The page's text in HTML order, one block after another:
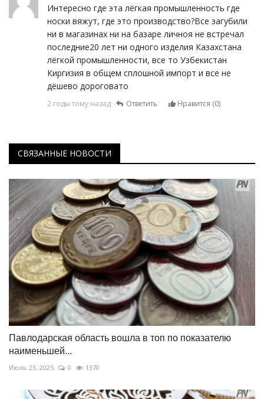
Интересно где эта лёгкая промышленность где
носки вяжут, где это производство?Все загубили
ни в магазинах ни на базаре личноя не встречал
последние20 лет ни одного изделия Казахстана
лёгкой промышленности, все то Узбекистан
Киргизия в общем сплошной импорт и все не
дёшево дороговато
2 годы тому назад Ответить Нравится (0)
СВЯЗАННЫЕ НОВОСТИ
Павлодарская область вошла в топ по показателю
наименьшей...
Июль 23, 2025 0 1370